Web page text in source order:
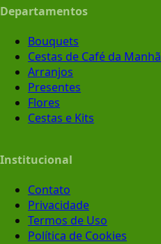
Departamentos
Bouquets
Cestas de Café da Manhã
Arranjos
Presentes
Flores
Cestas e Kits
Institucional
Contato
Privacidade
Termos de Uso
Política de Cookies